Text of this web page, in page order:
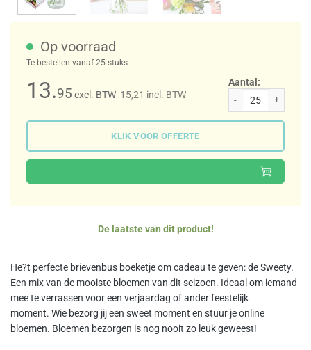
Op voorraad
Te bestellen vanaf 25 stuks
13.95 excl. BTW 15,21 incl. BTW
Aantal:
Sweety brievenbusbloemen aantal
KLIK VOOR OFFERTE
De laatste van dit product!
He?t perfecte brievenbus boeketje om cadeau te geven: de Sweety.
Een mix van de mooiste bloemen van dit seizoen. Ideaal om iemand
mee te verrassen voor een verjaardag of ander feestelijk
moment. Wie bezorg jij een sweet moment en stuur je online
bloemen. Bloemen bezorgen is nog nooit zo leuk geweest!